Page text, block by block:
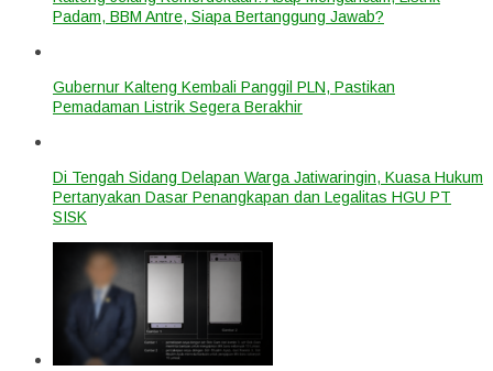
Padam, BBM Antre, Siapa Bertanggung Jawab?
Gubernur Kalteng Kembali Panggil PLN, Pastikan
Pemadaman Listrik Segera Berakhir
Di Tengah Sidang Delapan Warga Jatiwaringin, Kuasa Hukum
Pertanyakan Dasar Penangkapan dan Legalitas HGU PT
SISK